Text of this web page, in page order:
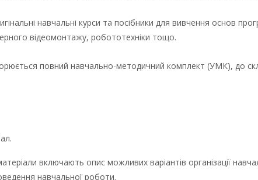
навчальні курси та посібники для вивчення основ
відеомонтажу, робототехніки тощо.
повний навчально-методичний комплект (УМК), до
включають опис можливих варіантів організації
навчальної роботи.